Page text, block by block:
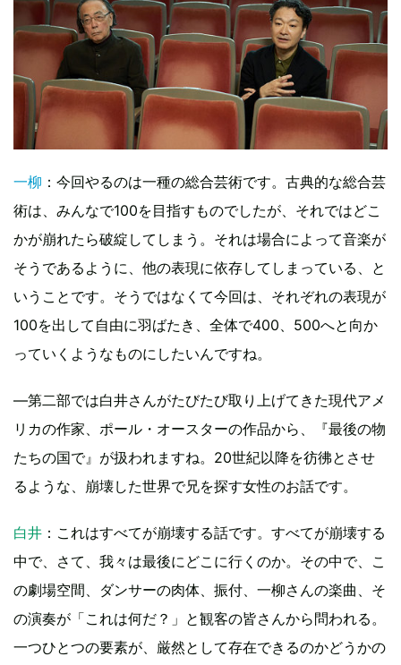
一柳 ：今回やるのは一種の総合芸術です。古典的な総合芸
術は、みんなで100を目指すものでしたが、それではどこ
かが崩れたら破綻してしまう。それは場合によって音楽が
そうであるように、他の表現に依存してしまっている、と
いうことです。そうではなくて今回は、それぞれの表現が
100を出して自由に羽ばたき、全体で400、500へと向か
っていくようなものにしたいんですね。
—第二部では白井さんがたびたび取り上げてきた現代アメ
リカの作家、ポール・オースターの作品から、『最後の物
たちの国で』が扱われますね。20世紀以降を彷彿とさせ
るような、崩壊した世界で兄を探す女性のお話です。
白井 ：これはすべてが崩壊する話です。すべてが崩壊する
中で、さて、我々は最後にどこに行くのか。その中で、こ
の劇場空間、ダンサーの肉体、振付、一柳さんの楽曲、そ
の演奏が「これは何だ？」と観客の皆さんから問われる。
一つひとつの要素が、厳然として存在できるのかどうかの